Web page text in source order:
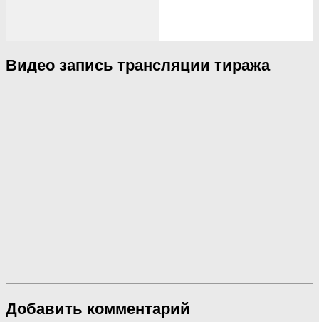
Видео запись трансляции тиража
Добавить комментарий